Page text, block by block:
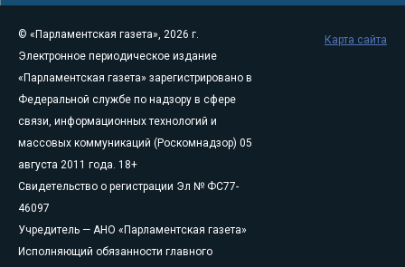
© «Парламентская газета», 2026 г.
Электронное периодическое издание
«Парламентская газета» зарегистрировано в
Федеральной службе по надзору в сфере
связи, информационных технологий и
массовых коммуникаций (Роскомнадзор) 05
августа 2011 года. 18+
Свидетельство о регистрации Эл № ФС77-
46097
Учредитель — АНО «Парламентская газета»
Исполняющий обязанности главного
Карта сайта